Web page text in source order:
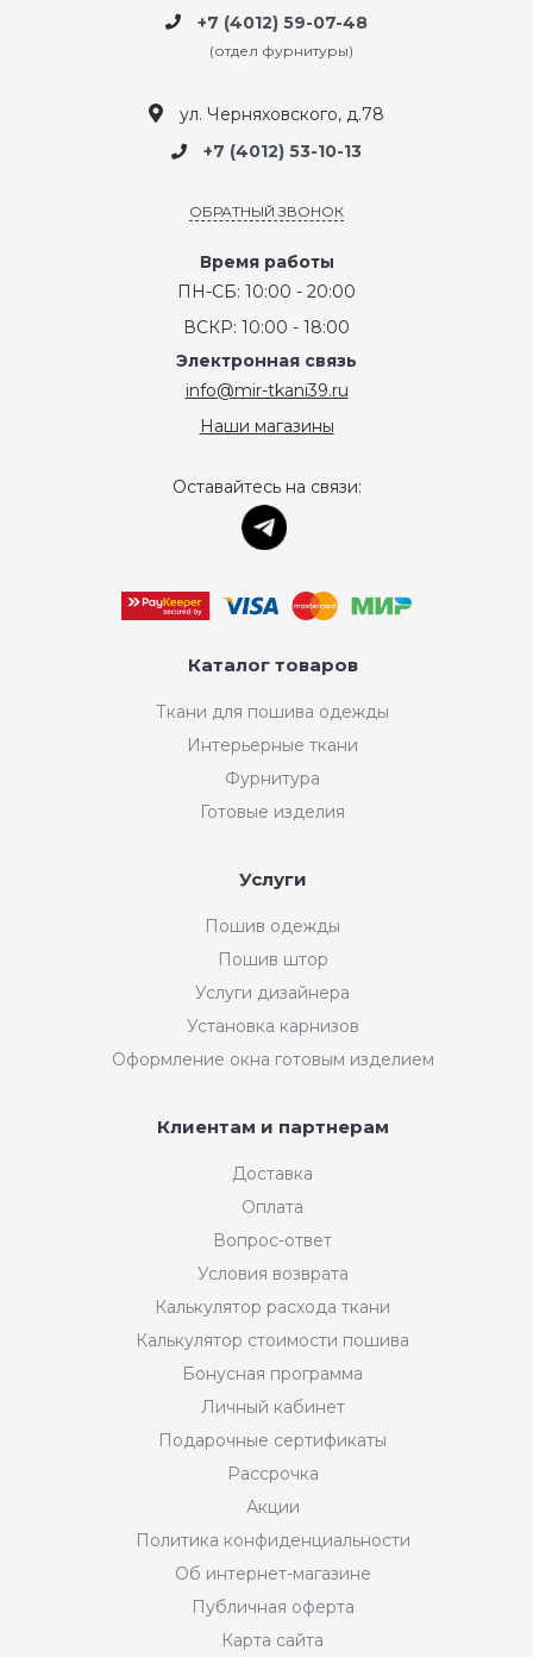
+7 (4012) 59-07-48
(отдел фурнитуры)
ул. Черняховского, д.78
+7 (4012) 53-10-13
ОБРАТНЫЙ ЗВОНОК
Время работы
ПН-СБ: 10:00 - 20:00
ВСКР: 10:00 - 18:00
Электронная связь
info@mir-tkani39.ru
Наши магазины
Оставайтесь на связи:
Каталог товаров
Ткани для пошива одежды
Интерьерные ткани
Фурнитура
Готовые изделия
Услуги
Пошив одежды
Пошив штор
Услуги дизайнера
Установка карнизов
Оформление окна готовым изделием
Клиентам и партнерам
Доставка
Оплата
Вопрос-ответ
Условия возврата
Калькулятор расхода ткани
Калькулятор стоимости пошива
Бонусная программа
Личный кабинет
Подарочные сертификаты
Рассрочка
Акции
Политика конфиденциальности
Об интернет-магазине
Публичная оферта
Карта сайта